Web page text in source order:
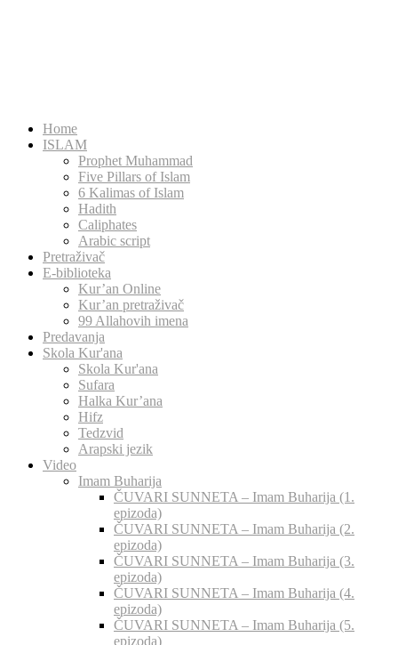
Home
ISLAM
Prophet Muhammad
Five Pillars of Islam
6 Kalimas of Islam
Hadith
Caliphates
Arabic script
Pretraživač
E-biblioteka
Kur’an Online
Kur’an pretraživač
99 Allahovih imena
Predavanja
Skola Kur'ana
Skola Kur'ana
Sufara
Halka Kur’ana
Hifz
Tedzvid
Arapski jezik
Video
Imam Buharija
ČUVARI SUNNETA – Imam Buharija (1.
epizoda)
ČUVARI SUNNETA – Imam Buharija (2.
epizoda)
ČUVARI SUNNETA – Imam Buharija (3.
epizoda)
ČUVARI SUNNETA – Imam Buharija (4.
epizoda)
ČUVARI SUNNETA – Imam Buharija (5.
epizoda)